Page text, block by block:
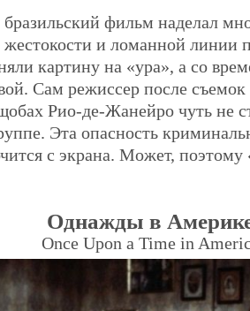
бразильский фильм наделал
и ломанной линии
картину на «ура», а со
Сам режиссер после съемок
Рио-де-Жанейро чуть не
Эта опасность
с экрана. Может, поэтому
Однажды в
Once Upon a Time in